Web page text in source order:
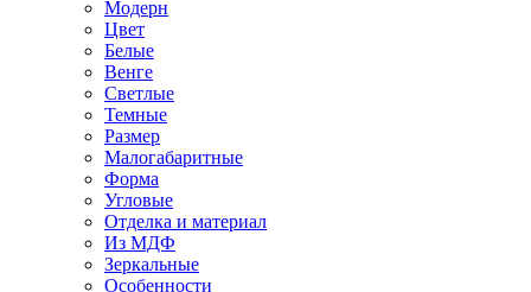
Модерн
Цвет
Белые
Венге
Светлые
Темные
Размер
Малогабаритные
Форма
Угловые
Отделка и материал
Из МДФ
Зеркальные
Особенности